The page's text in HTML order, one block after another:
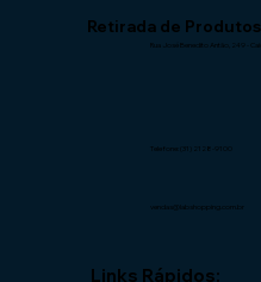
Retirada de Produtos
Rua José Benedito Antão, 249 -
Telefone: (31) 2128-9100
vendas@labshopping.com.br
Links Rápidos: